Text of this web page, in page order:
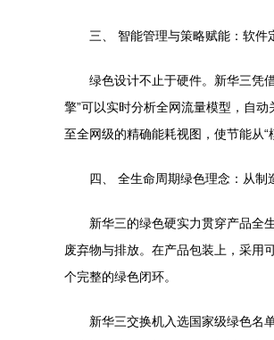
三、 智能管理与策略赋能：软件
绿色设计不止于硬件。新华三凭
擎”可以实时分析全网流量模型，自
至全网级的精确能耗视图，使节能从
四、 全生命周期绿色理念：从制
新华三的绿色硬实力贯穿产品全
废弃物与排放。在产品包装上，采用
个完整的绿色闭环。
新华三交换机入选国家级绿色名